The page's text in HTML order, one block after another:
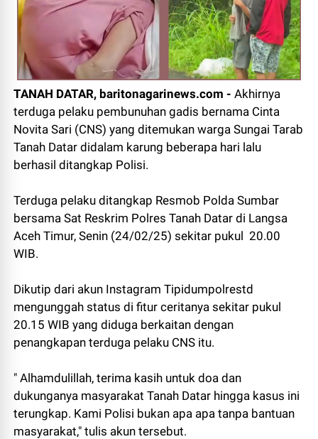
TANAH DATAR, baritonagarinews.com - Akhirnya
terduga pelaku pembunuhan gadis bernama Cinta
Novita Sari (CNS) yang ditemukan warga Sungai Tarab
Tanah Datar didalam karung beberapa hari lalu
berhasil ditangkap Polisi.
Terduga pelaku ditangkap Resmob Polda Sumbar
bersama Sat Reskrim Polres Tanah Datar di Langsa
Aceh Timur, Senin (24/02/25) sekitar pukul 20.00
WIB.
Dikutip dari akun Instagram Tipidumpolrestd
mengunggah status di fitur ceritanya sekitar pukul
20.15 WIB yang diduga berkaitan dengan
penangkapan terduga pelaku CNS itu.
" Alhamdulillah, terima kasih untuk doa dan
dukunganya masyarakat Tanah Datar hingga kasus ini
terungkap. Kami Polisi bukan apa apa tanpa bantuan
masyarakat," tulis akun tersebut.